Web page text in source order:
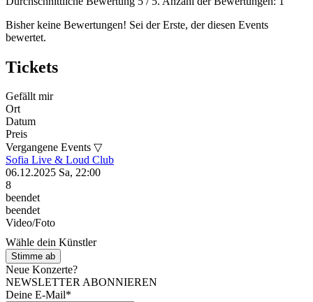
Bisher keine Bewertungen! Sei der Erste, der diesen Events
bewertet.
Tickets
Gefällt mir
Ort
Datum
Preis
Vergangene Events ▽
Sofia Live & Loud Club
06.12.2025 Sa, 22:00
8
beendet
beendet
Video/Foto
Wähle dein Künstler
Stimme ab
Neue Konzerte?
NEWSLETTER ABONNIEREN
Deine E-Mail*